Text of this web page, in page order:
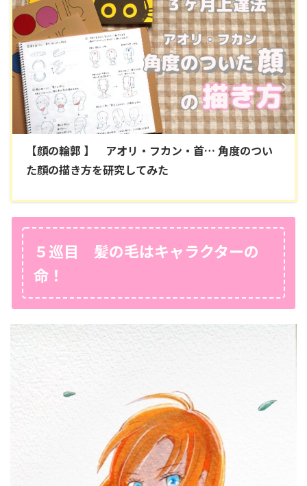
【顔の輪郭 】 アオリ・フカン・首… 角度のつい
た顔の描き方を研究してみた
５巡目 髪の毛はキャラクターの
命！